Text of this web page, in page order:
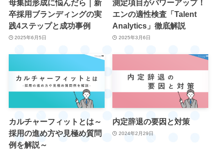
母集団形成に悩んだら｜新
卒採用ブランディングの実
践4ステップと成功事例
2025年6月5日
測定項目がパワーアップ！
エンの適性検査「Talent
Analytics」徹底解説
2025年3月6日
カルチャーフィットとは～
採用の進め方や見極め質問
例を解説～
内定辞退の要因と対策
2024年2月29日